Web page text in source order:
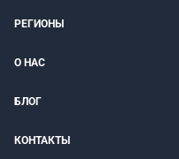
РЕГИОНЫ
О НАС
БЛОГ
КОНТАКТЫ